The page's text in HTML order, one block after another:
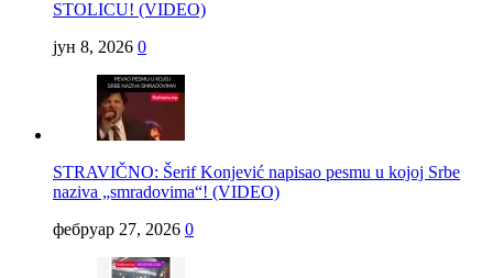
STOLICU! (VIDEO)
јун 8, 2026 0
STRAVIČNO: Šerif Konjević napisao pesmu u kojoj Srbe
naziva „smradovima“! (VIDEO)
фебруар 27, 2026 0